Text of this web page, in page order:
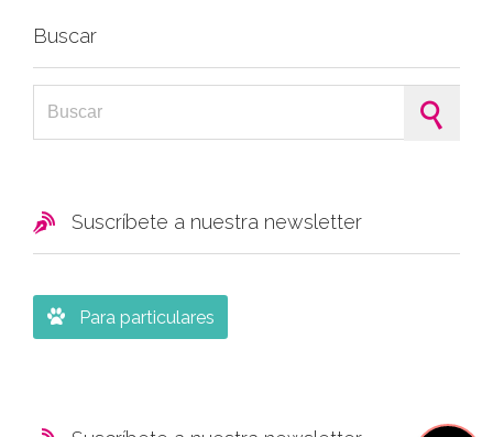
Buscar
 Suscríbete a nuestra newsletter
 Para particulares